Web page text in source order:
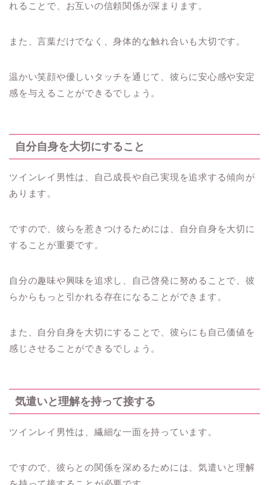
れることで、お互いの信頼関係が深まります。
また、言葉だけでなく、身体的な触れ合いも大切です。
温かい笑顔や優しいタッチを通じて、彼らに安心感や安定
感を与えることができるでしょう。
自分自身を大切にすること
ツインレイ男性は、自己成長や自己実現を追求する傾向が
あります。
ですので、彼らを惹きつけるためには、自分自身を大切に
することが重要です。
自分の趣味や興味を追求し、自己啓発に努めることで、彼
らからもっと引かれる存在になることができます。
また、自分自身を大切にすることで、彼らにも自己価値を
感じさせることができるでしょう。
気遣いと理解を持って接する
ツインレイ男性は、繊細な一面を持っています。
ですので、彼らとの関係を深めるためには、気遣いと理解